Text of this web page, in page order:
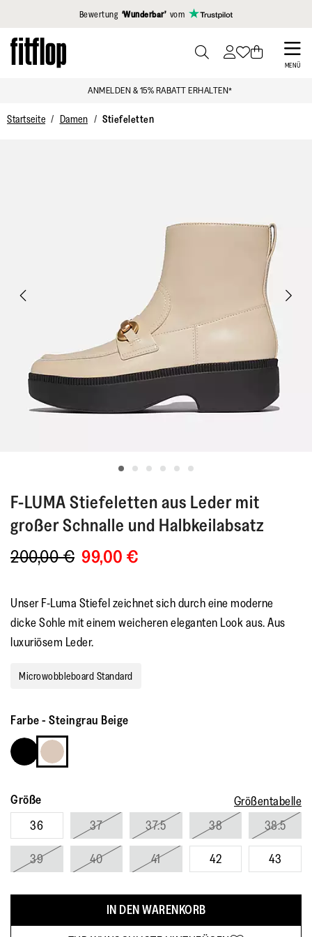
Klicken Sie hier, um unsere Erklärung zur Barrierefreiheit
Bewertung ‘Wunderbar’ vom
Skip
to
MENÜ
TO
ANMELDEN & 15% RABATT ERHALTEN*
Startseite Damen Stiefeletten
F-LUMAStiefeletten aus Leder mit
großer Schnalle und Halbkeilabsatz
200,00 € 99,00 €
Unser F-Luma Stiefel zeichnet sich durch eine moderne
dicke Sohle mit einem weicheren eleganten Look aus. Aus
luxuriösem Leder.
Microwobbleboard Standard
Farbe- Steingrau Beige
Größe
Größentabelle
36
37 37.5 38 38.5
39 40 41 42 43
IN DEN WARENKORB